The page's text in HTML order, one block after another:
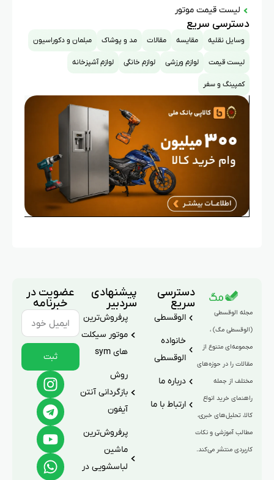
لیست قیمت موتور
دسترسی سریع
وسایل نقلیه مقایسه مقالات مد و پوشاک مبلمان و دکوراسیون
لیست قیمت لوازم ورزشی لوازم خانگی لوازم آشپزخانه
کمپینگ و سفر
مجله الوقسطی
(الوقسطی مگ) ،
مجموعه‌ای متنوع از
مقالات را در حوزه‌های
مختلف از جمله
راهنمای خرید انواع
کالا، تحلیل‌های خبری،
مطالب آموزشی و نکات
کاربردی منتشر می‌کند.
دسترسی
سریع
الوقسطی
خانواده
الوقسطی
درباره ما
ارتباط با ما
پیشنهادی
سردبیر
پرفروش‌ترین
موتور سیکلت
های sym
روش
بازگردانی آنتن
آیفون
پرفروش‌ترین
ماشین
لباسشویی در
عضویت در
خبرنامه
ثبت